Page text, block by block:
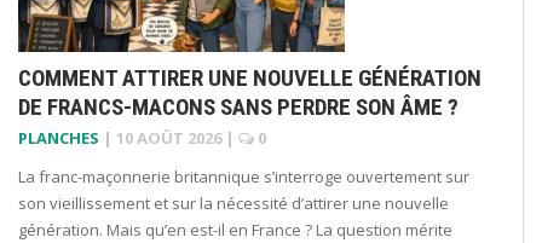
COMMENT ATTIRER UNE NOUVELLE GÉNÉRATION
DE FRANCS-MACONS SANS PERDRE SON ÂME ?
PLANCHES | 10 AOÛT 2026 |
0
La franc-maçonnerie britannique s’interroge ouvertement sur
son vieillissement et sur la nécessité d’attirer une nouvelle
génération. Mais qu’en est-il en France ? La question mérite